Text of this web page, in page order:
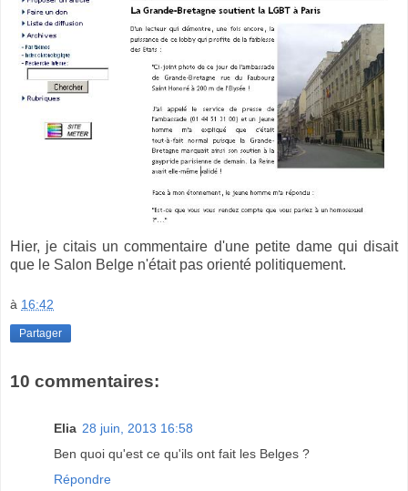
Hier, je citais un commentaire d'une petite dame qui disait
que le Salon Belge n'était pas orienté politiquement.
à 16:42
Partager
10 commentaires:
Elia 28 juin, 2013 16:58
Ben quoi qu'est ce qu'ils ont fait les Belges ?
Répondre